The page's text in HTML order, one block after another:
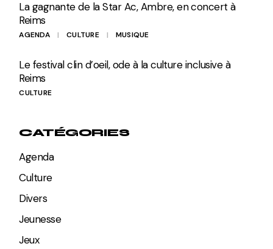
La gagnante de la Star Ac, Ambre, en concert à
Reims
AGENDA CULTURE MUSIQUE
Le festival clin d’oeil, ode à la culture inclusive à
Reims
CULTURE
CATÉGORIES
Agenda
Culture
Divers
Jeunesse
Jeux